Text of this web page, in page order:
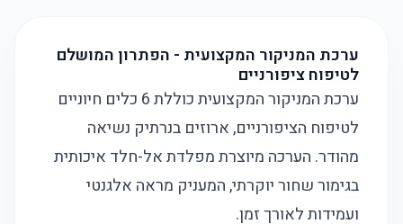
ערכת המניקור המקצועית - הפתרון המושלם
לטיפוח ציפורניים
ערכת המניקור המקצועית כוללת 6 כלים חיוניים
לטיפוח הציפורניים, ארוזים בנרתיק נשיאה
מהודר. הערכה מיוצרת מפלדת אל-חלד איכותית
בגימור שחור יוקרתי, המעניק מראה אלגנטי
ועמידות לאורך זמן.